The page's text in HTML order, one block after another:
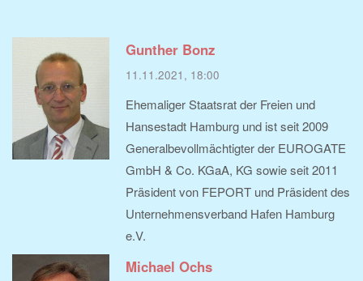
Gunther Bonz
11.11.2021, 18:00
Ehemaliger Staatsrat der Freien und
Hansestadt Hamburg und ist seit 2009
Generalbevollmächtigter der EUROGATE
GmbH & Co. KGaA, KG sowie seit 2011
Präsident von FEPORT und Präsident des
Unternehmensverband Hafen Hamburg
e.V.
Michael Ochs